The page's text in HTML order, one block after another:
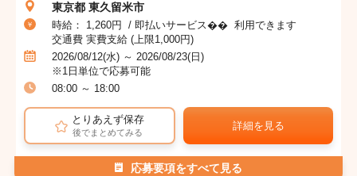
東京都 東久留米市
時給： 1,260円 / 即払いサービス�� 利用できます
交通費 実費支給 (上限1,000円)
2026/08/12(水) ～ 2026/08/23(日)
※1日単位で応募可能
08:00 ～ 18:00
とりあえず保存
後でまとめてみる
詳細を見る
応募要項をすべて見る